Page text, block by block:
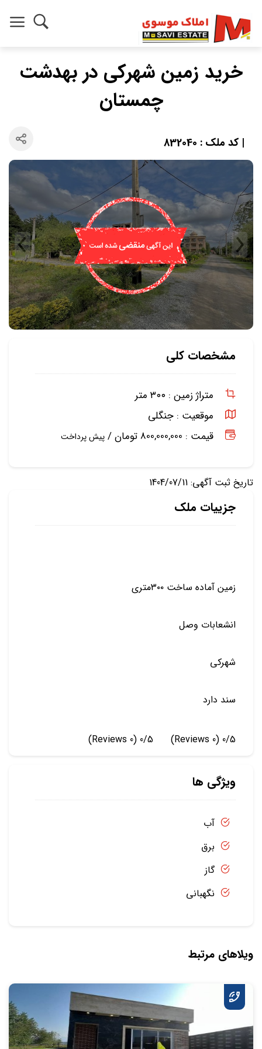
خرید زمین شهرکی در بهدشت
چمستان
| کد ملک : 832040
مشخصات کلی
متراژ زمین : ۳۰۰ متر
موقعیت : جنگلی
قیمت : 800,000,000 تومان /
پیش پرداخت
تاریخ ثبت آگهی: 1404/07/11
جزییات ملک
زمین آماده ساخت ۳۰۰متری
انشعابات وصل
شهرکی
سند دارد
0/5
(0 Reviews)
0/5
(0 Reviews)
ویژگی ها
آب
برق
گاز
نگهبانی
ویلاهای مرتبط